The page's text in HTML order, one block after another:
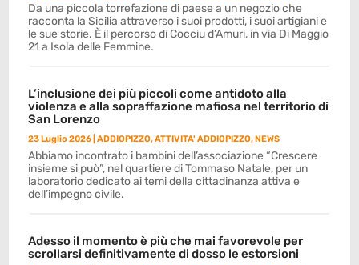
Da una piccola torrefazione di paese a un negozio che
racconta la Sicilia attraverso i suoi prodotti, i suoi artigiani e
le sue storie. È il percorso di Cocciu d’Amuri, in via Di Maggio
21 a Isola delle Femmine.
L’inclusione dei più piccoli come antidoto alla
violenza e alla sopraffazione mafiosa nel territorio di
San Lorenzo
23 Luglio 2026 |ADDIOPIZZO,ATTIVITA' ADDIOPIZZO,NEWS
Abbiamo incontrato i bambini dell’associazione “Crescere
insieme si può”, nel quartiere di Tommaso Natale, per un
laboratorio dedicato ai temi della cittadinanza attiva e
dell’impegno civile.
Adesso il momento è più che mai favorevole per
scrollarsi definitivamente di dosso le estorsioni